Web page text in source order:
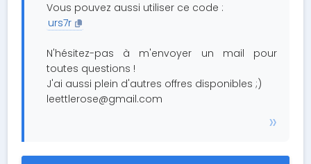
Vous pouvez aussi utiliser ce code :
urs7r
N'hésitez-pas à m'envoyer un mail pour
toutes questions !
J'ai aussi plein d'autres offres disponibles ;)
leettlerose@gmail.com